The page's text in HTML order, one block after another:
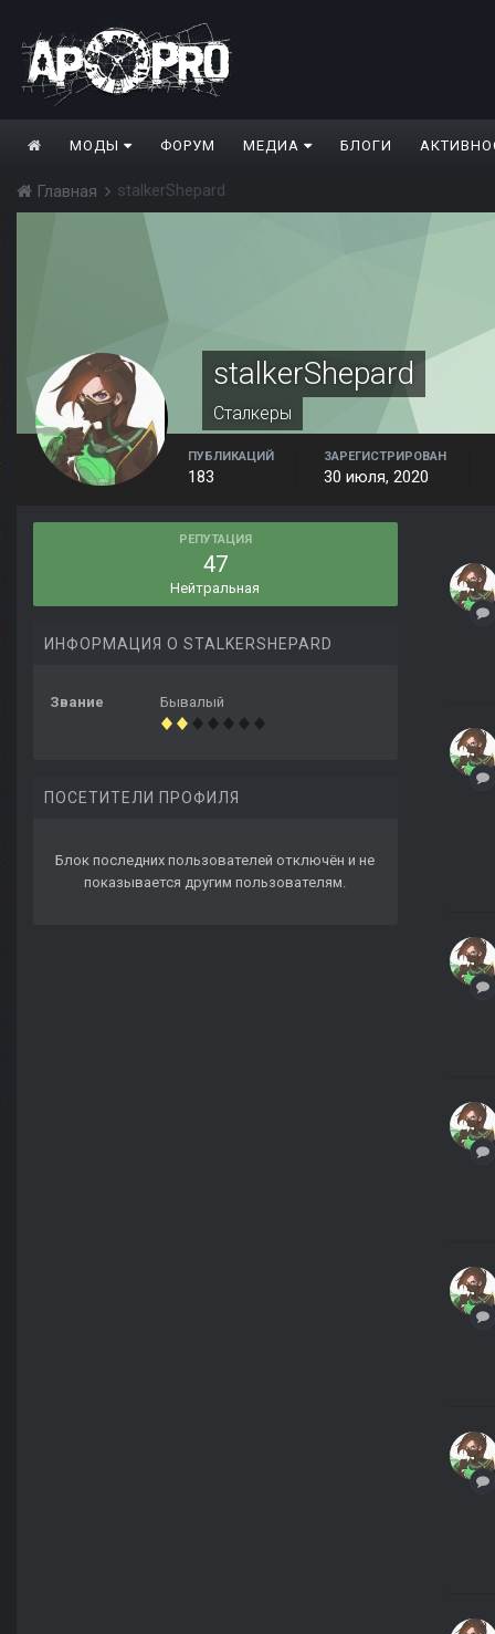
МОДЫ ФОРУМ МЕДИА БЛОГИ
Главная stalkerShepard
stalkerShepard
Сталкеры
ПУБЛИКАЦИЙ
183
ЗАРЕГИСТРИРОВАН
30 июля, 2020
РЕПУТАЦИЯ
47
Нейтральная
ИНФОРМАЦИЯ О STALKERSHEPARD
Звание Бывалый
ПОСЕТИТЕЛИ ПРОФИЛЯ
Блок последних пользователей отключён и не
показывается другим пользователям.